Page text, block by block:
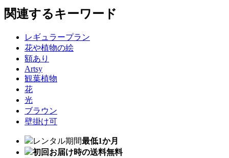
関連するキーワード
レギュラープラン
花や植物の絵
額あり
Artsy
観葉植物
花
光
ブラウン
壁掛け可
レンタル期間最低1か月
初回お届け時の送料無料